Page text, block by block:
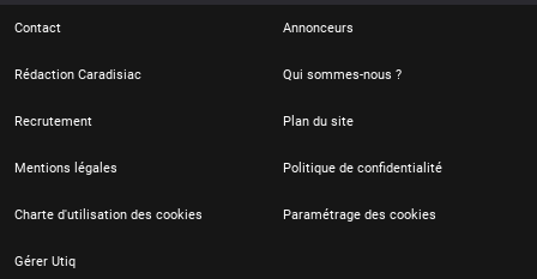
Contact Annonceurs
Rédaction Caradisiac Qui sommes-nous ?
Recrutement Plan du site
Mentions légales Politique de confidentialité
Charte d'utilisation des cookies Paramétrage des cookies
Gérer Utiq